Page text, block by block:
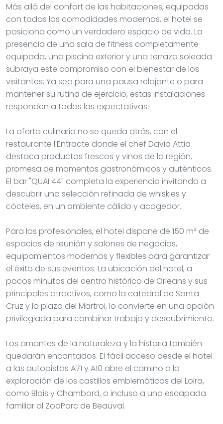
Más allá del confort de las habitaciones, equipadas
con todas las comodidades modernas, el hotel se
posiciona como un verdadero espacio de vida. La
presencia de una sala de fitness completamente
equipada, una piscina exterior y una terraza soleada
subraya este compromiso con el bienestar de los
visitantes. Ya sea para una pausa relajante o para
mantener su rutina de ejercicio, estas instalaciones
responden a todas las expectativas.
La oferta culinaria no se queda atrás, con el
restaurante l'Entracte donde el chef David Attia
destaca productos frescos y vinos de la región,
promesa de momentos gastronómicos y auténticos.
El bar "QUAI 44" completa la experiencia invitando a
descubrir una selección refinada de whiskies y
cócteles, en un ambiente cálido y acogedor.
Para los profesionales, el hotel dispone de 150 m² de
espacios de reunión y salones de negocios,
equipamientos modernos y flexibles para garantizar
el éxito de sus eventos. La ubicación del hotel, a
pocos minutos del centro histórico de Orleans y sus
principales atractivos, como la catedral de Santa
Cruz y la plaza del Martroi, lo convierte en una opción
privilegiada para combinar trabajo y descubrimiento.
Los amantes de la naturaleza y la historia también
quedarán encantados. El fácil acceso desde el hotel
a las autopistas A71 y A10 abre el camino a la
exploración de los castillos emblemáticos del Loira,
como Blois y Chambord, o incluso a una escapada
familiar al ZooParc de Beauval.